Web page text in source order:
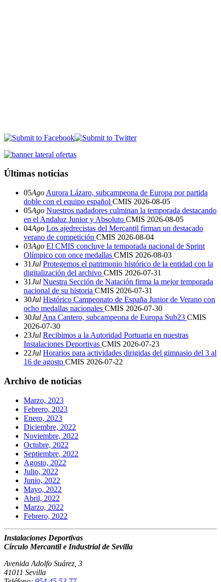
Últimas noticias
05Ago Aurora Lázaro, subcampeona de Europa por partida
doble con el equipo español CMIS 2026-08-05
05Ago Nuestros nadadores culminan la temporada destacando
en el Andaluz Junior y Absoluto CMIS 2026-08-05
04Ago Los ajedrecistas del Mercantil firman un destacado
verano de competición CMIS 2026-08-04
03Ago El CMIS concluye la temporada nacional de Sprint
Olímpico con once medallas CMIS 2026-08-03
31Jul Protegemos el patrimonio histórico de la entidad con la
digitalización del archivo CMIS 2026-07-31
31Jul Nuestra Sección de Natación firma la mejor temporada
nacional de su historia CMIS 2026-07-31
30Jul Histórico Campeonato de España Junior de Verano con
ocho medallas nacionales CMIS 2026-07-30
30Jul Ana Cantero, subcampeona de Europa Sub23 CMIS
2026-07-30
23Jul Recibimos a la Autoridad Portuaria en nuestras
Instalaciones Deportivas CMIS 2026-07-23
22Jul Horarios para actividades dirigidas del gimnasio del 3 al
16 de agosto CMIS 2026-07-22
Archivo de noticias
Marzo, 2023
Febrero, 2023
Enero, 2023
Diciembre, 2022
Noviembre, 2022
Octubre, 2022
Septiembre, 2022
Agosto, 2022
Julio, 2022
Junio, 2022
Mayo, 2022
Abril, 2022
Marzo, 2022
Febrero, 2022
Instalaciones Deportivas
Círculo Mercantil e Industrial de Sevilla
Avenida Adolfo Suárez, 3
41011 Sevilla